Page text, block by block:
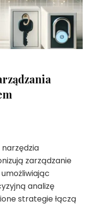
zarządzanie
analizę
strategie łączą